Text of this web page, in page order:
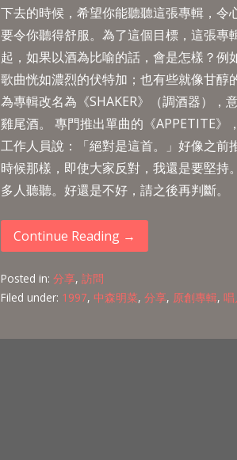
下去的時候，希望你能聽聽這張專輯，
要令你聽得舒服。為了這個目標，這張
起，如果以酒為比喻的話，會是怎樣？
歌曲恍如濃烈的伏特加；也有些就像甘醇
為專輯改名為《SHAKER》（調酒器），
雞尾酒。 專門推出單曲的《APPETITE
工作人員說：「絕對是這首。」好像之前
時候那樣，即使大家反對，我還是要堅
多人聽聽。好還是不好，請之後再判斷
Continue Reading →
Posted in:分享,訪問
Filed under: 1997,中森明菜,分享, 原創專輯,